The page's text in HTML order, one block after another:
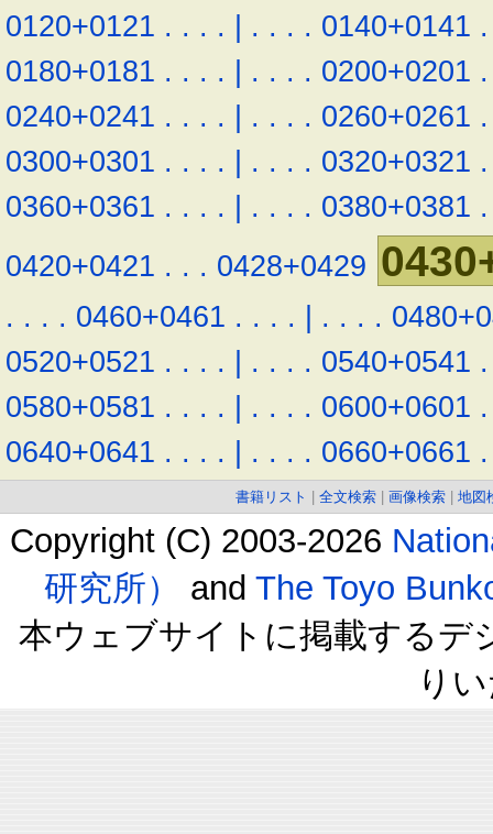
0120+0121 . . . . | . . . . 0140+0141 .
0180+0181 . . . . | . . . . 0200+0201 .
0240+0241 . . . . | . . . . 0260+0261 .
0300+0301 . . . . | . . . . 0320+0321 .
0360+0361 . . . . | . . . . 0380+0381 .
0420+0421 . . . 0428+0429
. . . . 0460+0461 . . . . | . . . .
0520+0521 . . . . | . . . . 0540+0541 .
0580+0581 . . . . | . . . . 0600+0601 .
0640+0641 . . . . | . . . . 0660+0661 .
書籍リスト 全文検索 画像検索 地図
Copyright (C) 2003-2026
研究所）
and The Toyo
本ウェブサイトに掲載するデ
り